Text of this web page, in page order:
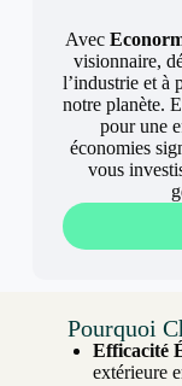
Avec
visionnaire,
l’industrie et à
notre planète.
pour une
économies
vous
Pourquoi
Efficacité
extérieure